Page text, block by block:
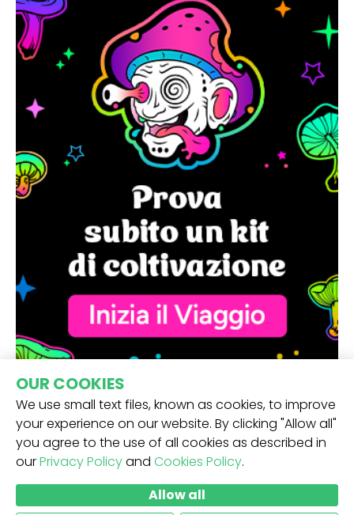
RICEVI LA NOSTRA NEWSLETTER -
INVIO
OUR COOKIES
We use small text files, known as cookies, to improve
your experience on our website. By clicking "Allow all"
you agree to the use of all cookies as described in
ourPrivacy Policyand Cookies Policy.
Allow all